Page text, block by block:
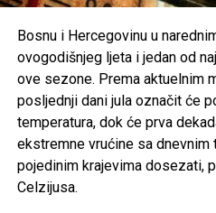
Rasprava koja se razvila na
jednom je pokazala koliko je
empatije, poštovanja i
kada cijela zajednica dijeli bol
gubitka.
Bosnu i Hercegovinu u
ovogodišnjeg ljeta i jedan od
ove sezone. Prema aktuelnim
posljednji dani jula označit će
temperatura, dok će prva
ekstremne vrućine sa dnevnim
pojedinim krajevima dosezati,
Celzijusa.